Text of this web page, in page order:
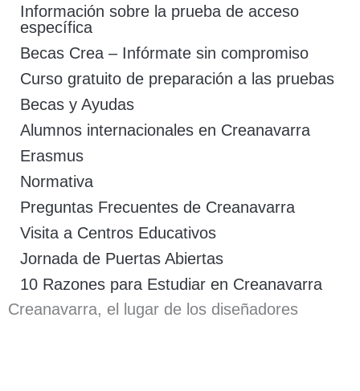
Información sobre la prueba de acceso
específica
Becas Crea – Infórmate sin compromiso
Curso gratuito de preparación a las pruebas
Becas y Ayudas
Alumnos internacionales en Creanavarra
Erasmus
Normativa
Preguntas Frecuentes de Creanavarra
Visita a Centros Educativos
Jornada de Puertas Abiertas
10 Razones para Estudiar en Creanavarra
Creanavarra, el lugar de los diseñadores